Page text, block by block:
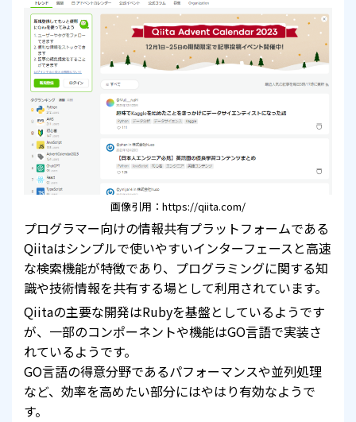
画像引用：https://qiita.com/
プログラマー向けの情報共有プラットフォームである
Qiitaはシンプルで使いやすいインターフェースと高速
な検索機能が特徴であり、プログラミングに関する知
識や技術情報を共有する場として利用されています。
Qiitaの主要な開発はRubyを基盤としているようです
が、一部のコンポーネントや機能はGO言語で実装さ
れているようです。
GO言語の得意分野であるパフォーマンスや並列処理
など、効率を高めたい部分にはやはり有効なようで
す。